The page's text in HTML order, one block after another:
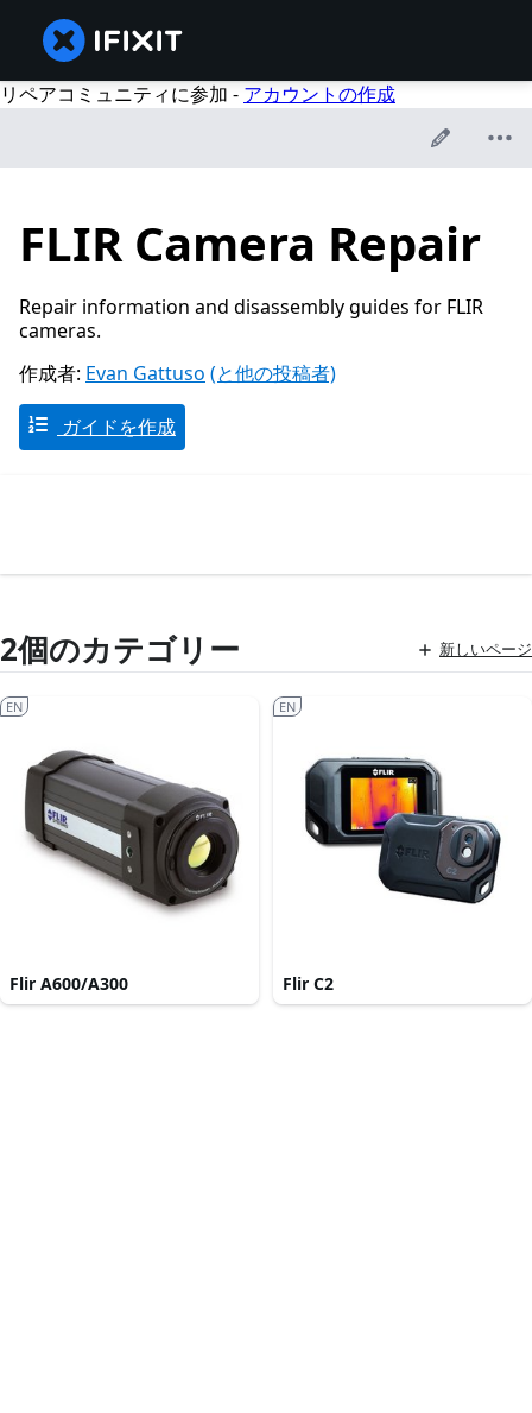
リペアコミュニティに参加 - アカウントの作成
FLIR Camera Repair
Repair information and disassembly guides for FLIR
cameras.
作成者: Evan Gattuso (と他の投稿者)
ガイドを作成
2個のカテゴリー 新しいページ
Flir A600/A300
EN
Flir C2
EN